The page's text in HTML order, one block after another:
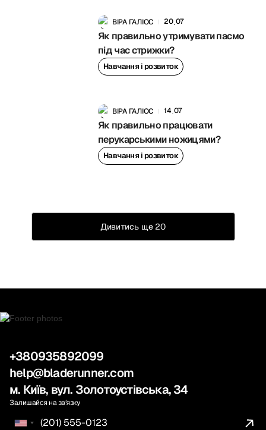
ВІРА ГАЛІОС 20. 07
Як правильно утримувати пасмо
під час стрижки?
Навчання і розвиток
ВІРА ГАЛІОС 14 07
Як правильно працювати
перукарськими ножицями?
Навчання і розвиток
Дивитись ще 20
+380935892099
help@bladerunner.com
м. Київ, вул. Золотоустівська, 34
Залишайся на звʼязку